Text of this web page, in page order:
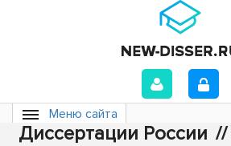
Меню сайта
Диссертации России //